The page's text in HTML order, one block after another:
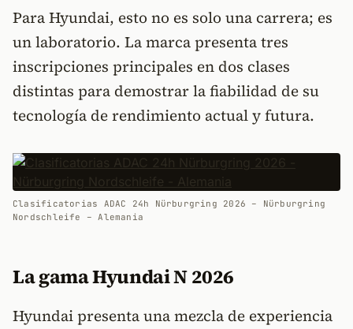
Para Hyundai, esto no es solo una carrera; es
un laboratorio. La marca presenta tres
inscripciones principales en dos clases
distintas para demostrar la fiabilidad de su
tecnología de rendimiento actual y futura.
Clasificatorias ADAC 24h Nürburgring 2026 – Nürburgring
Nordschleife – Alemania
La gama Hyundai N 2026
Hyundai presenta una mezcla de experiencia